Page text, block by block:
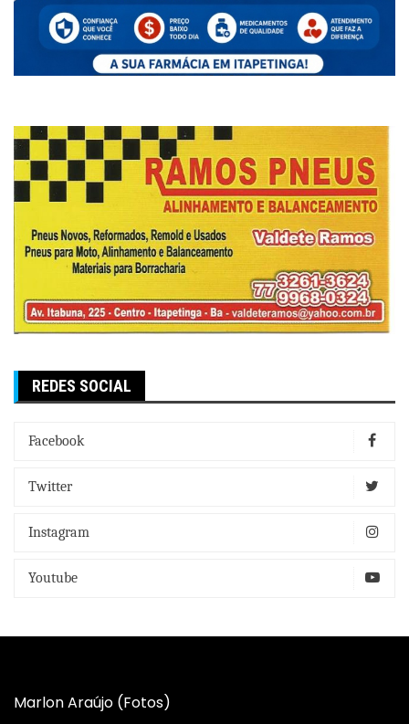
REDES SOCIAL
Facebook
Twitter
Instagram
Youtube
Marlon Araújo (Fotos)